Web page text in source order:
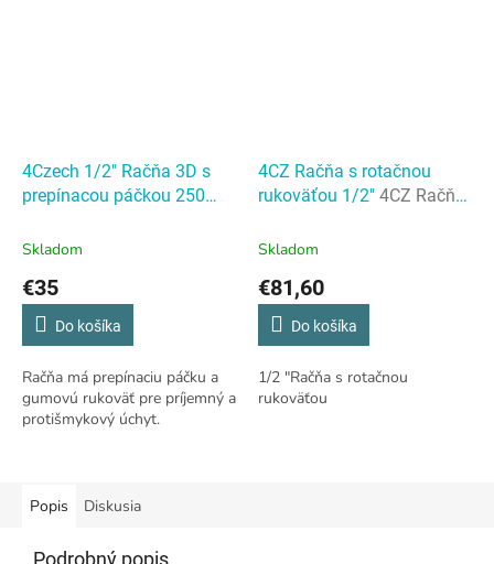
4Czech 1/2" Račňa 3D s
prepínacou páčkou 250
Skladom
€35
Do košíka
Račňa má prepínaciu páčku a
gumovú rukoväť pre príjemný a
protišmykový úchyt.
4CZ Račňa s rotačnou
rukoväťou 1/2" 4CZ Račňa
Skladom
€81,60
Do košíka
1/2 "Račňa s rotačnou
rukoväťou
Popis Diskusia
Podrobný popis